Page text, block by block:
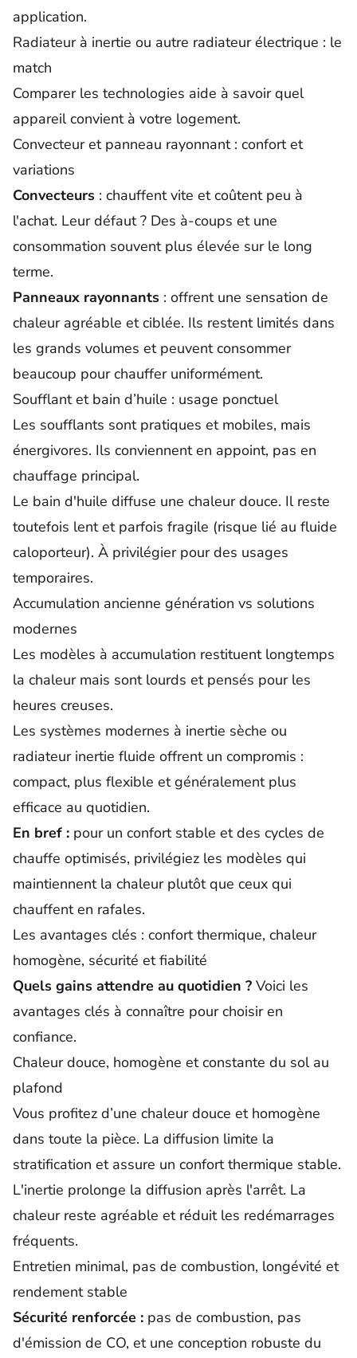
application.
Radiateur à inertie ou autre radiateur électrique : le
match
Comparer les technologies aide à savoir quel
appareil convient à votre logement.
Convecteur et panneau rayonnant : confort et
variations
Convecteurs : chauffent vite et coûtent peu à
l'achat. Leur défaut ? Des à-coups et une
consommation souvent plus élevée sur le long
terme.
Panneaux rayonnants : offrent une sensation de
chaleur agréable et ciblée. Ils restent limités dans
les grands volumes et peuvent consommer
beaucoup pour chauffer uniformément.
Soufflant et bain d’huile : usage ponctuel
Les soufflants sont pratiques et mobiles, mais
énergivores. Ils conviennent en appoint, pas en
chauffage principal.
Le bain d'huile diffuse une chaleur douce. Il reste
toutefois lent et parfois fragile (risque lié au fluide
caloporteur). À privilégier pour des usages
temporaires.
Accumulation ancienne génération vs solutions
modernes
Les modèles à accumulation restituent longtemps
la chaleur mais sont lourds et pensés pour les
heures creuses.
Les systèmes modernes à inertie sèche ou
radiateur inertie fluide offrent un compromis :
compact, plus flexible et généralement plus
efficace au quotidien.
En bref : pour un confort stable et des cycles de
chauffe optimisés, privilégiez les modèles qui
maintiennent la chaleur plutôt que ceux qui
chauffent en rafales.
Les avantages clés : confort thermique, chaleur
homogène, sécurité et fiabilité
Quels gains attendre au quotidien ? Voici les
avantages clés à connaître pour choisir en
confiance.
Chaleur douce, homogène et constante du sol au
plafond
Vous profitez d’une chaleur douce et homogène
dans toute la pièce. La diffusion limite la
stratification et assure un confort thermique stable.
L'inertie prolonge la diffusion après l'arrêt. La
chaleur reste agréable et réduit les redémarrages
fréquents.
Entretien minimal, pas de combustion, longévité et
rendement stable
Sécurité renforcée : pas de combustion, pas
d'émission de CO, et une conception robuste du